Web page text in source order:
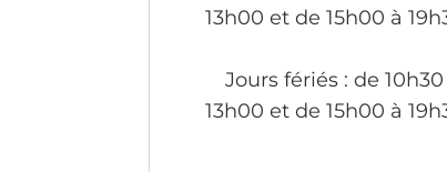
13h00 et de 15h00 à
Jours fériés : de 10h30
13h00 et de 15h00 à